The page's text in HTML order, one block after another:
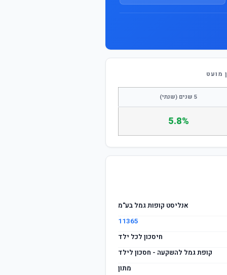
מועט
5 שנים (שנתי)
5.8%
אנליסט קופות גמל בע"מ
11365
חיסכון לכל ילד
קופת גמל להשקעה - חסכון לילד
מתון